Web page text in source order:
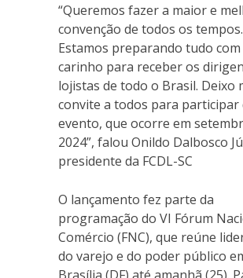
“Queremos fazer a maior e
convenção de todos os tempos.
Estamos preparando tudo
carinho para receber os
lojistas de todo o Brasil. Deixo
convite a todos para participar
evento, que ocorre em
2024”, falou Onildo Dalbosco
presidente da FCDL-SC
O lançamento fez parte da
programação do VI Fórum
Comércio (FNC), que reúne
do varejo e do poder público